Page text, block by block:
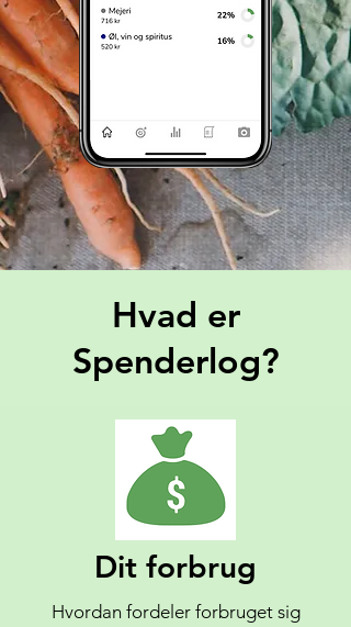
Hvad er
Spenderlog?
Dit forbrug
Hvordan fordeler forbruget sig